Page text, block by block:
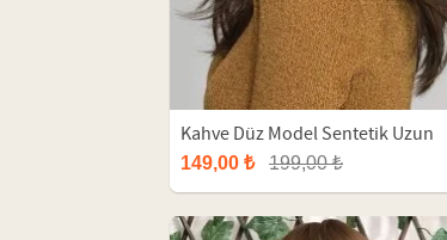
Kahve Düz Model Sentetik Uzun
Peruk
149,00 ₺ 199,00 ₺